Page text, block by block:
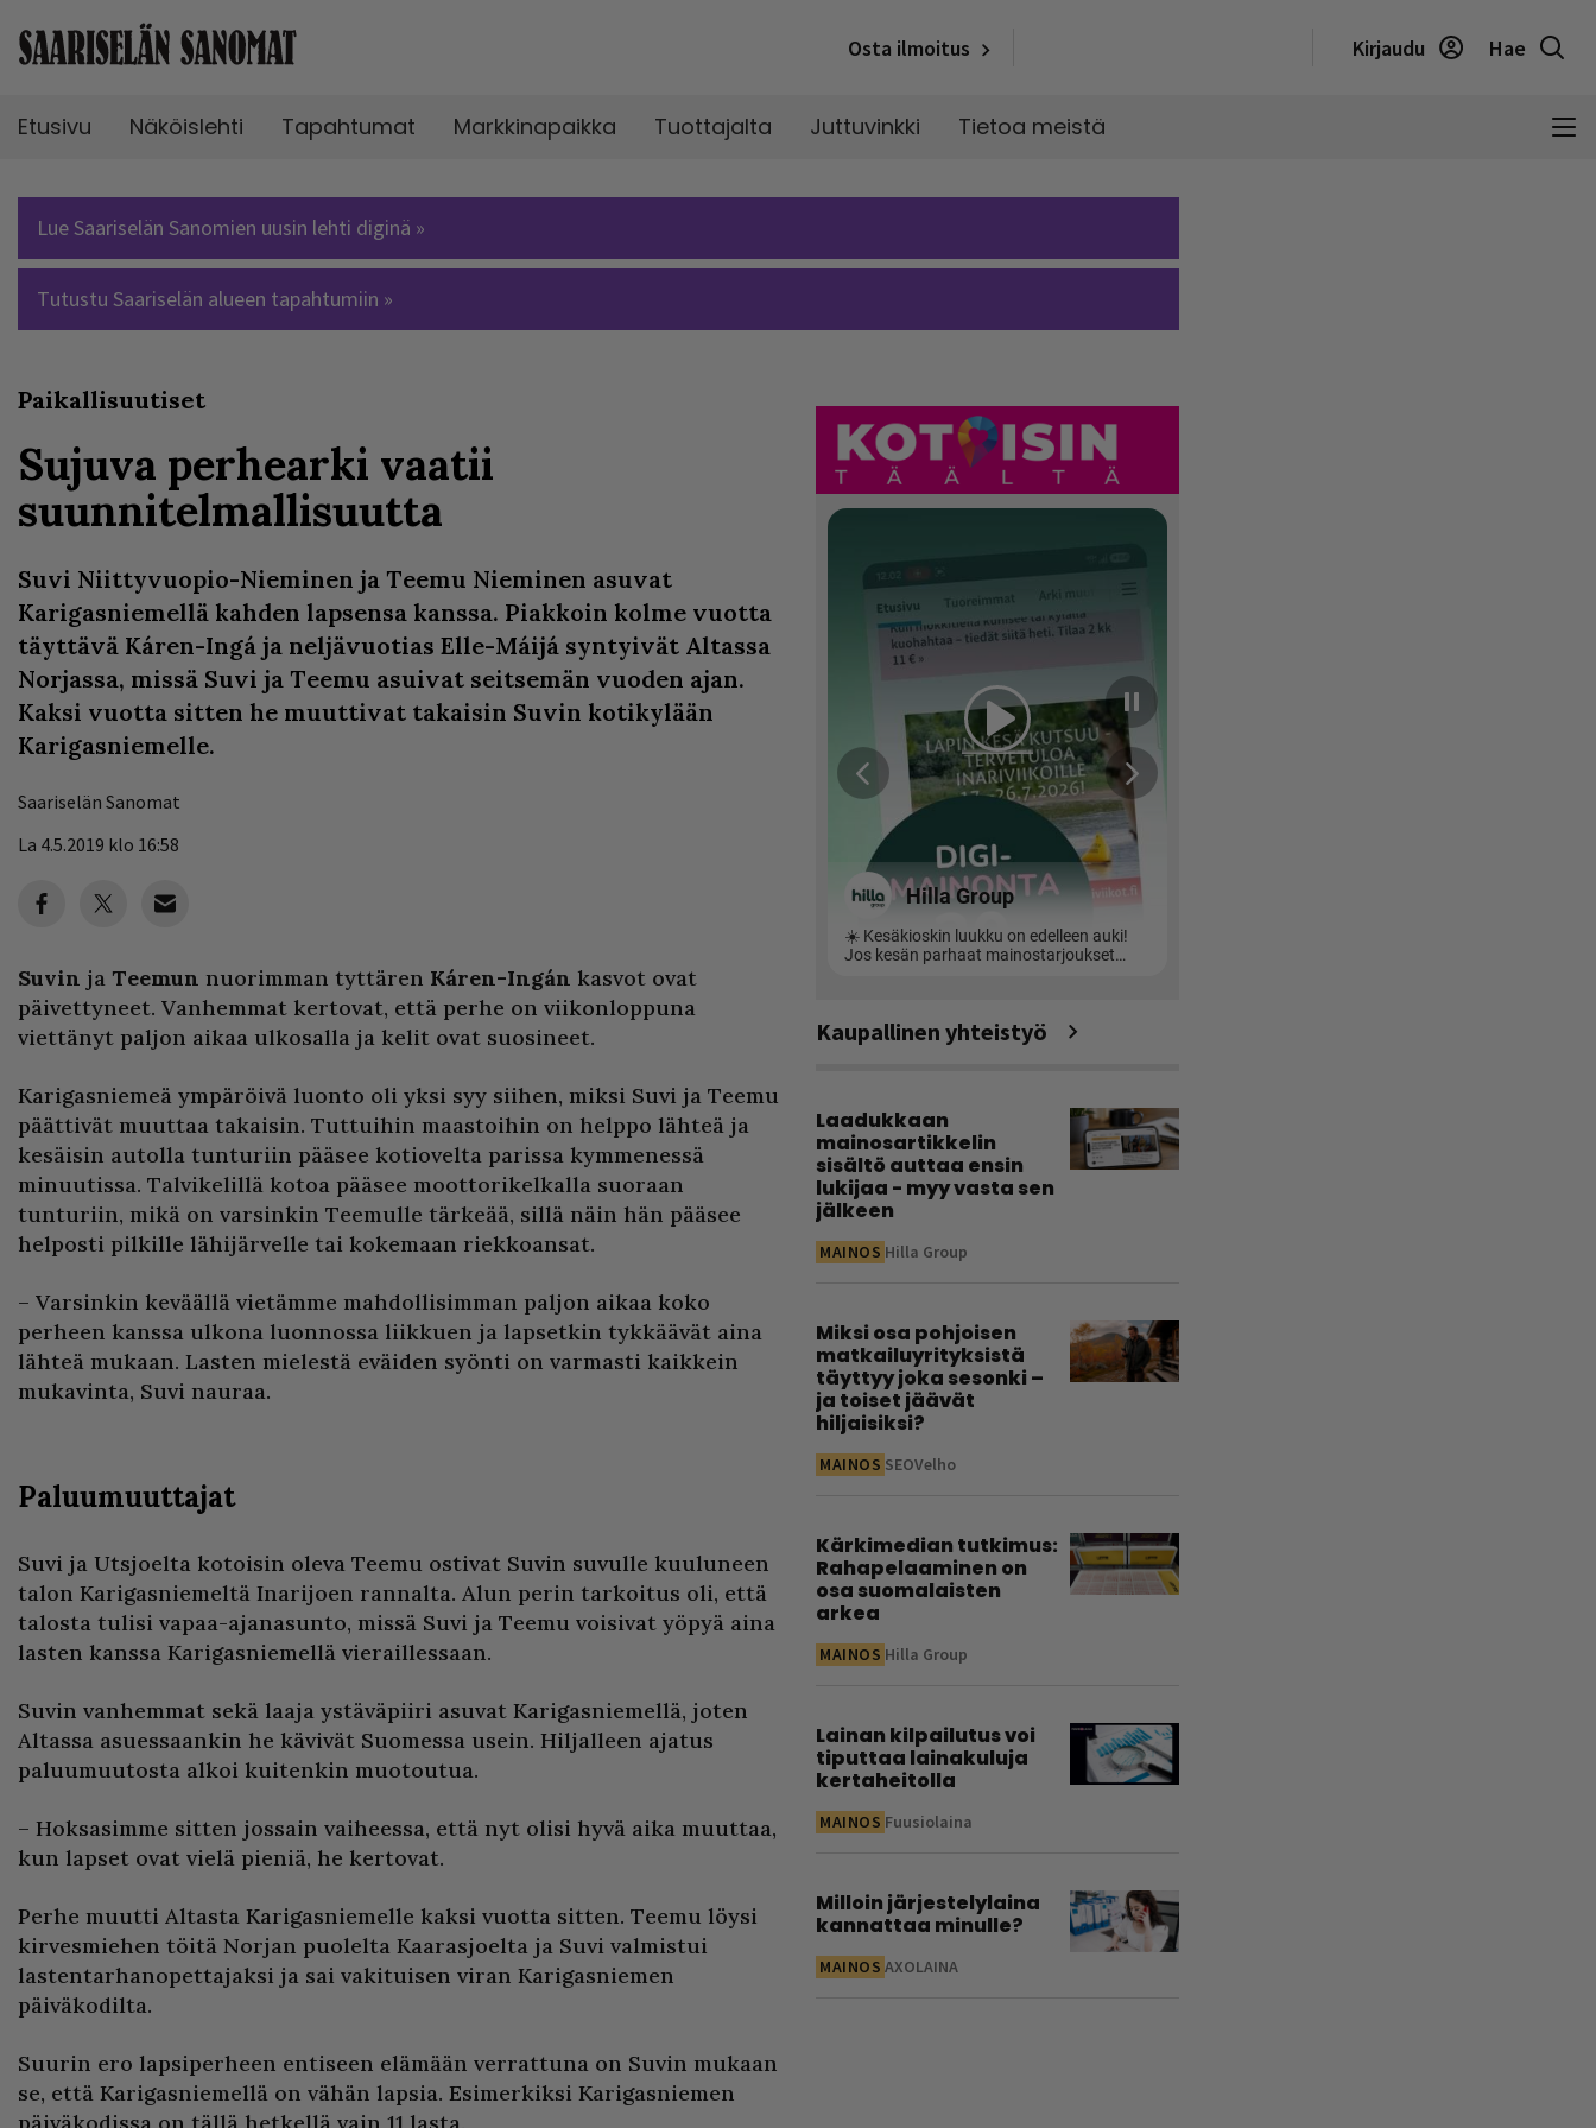
Osta ilmoitus Kirjaudu Hae
Etusivu Näköislehti Tapahtumat Markkinapaikka Tuottajalta Juttuvinkki Tietoa meistä
Lue Saariselän Sanomien uusin lehti diginä »
Tutustu Saariselän alueen tapahtumiin »
Paikallisuutiset
Sujuva perhearki vaatii
suunnitelmallisuutta
Suvi Niittyvuopio-Nieminen ja Teemu Nieminen asuvat
Karigasniemellä kahden lapsensa kanssa. Piakkoin kolme vuotta
täyttävä Káren-Ingá ja neljävuotias Elle-Máijá syntyivät Altassa
Norjassa, missä Suvi ja Teemu asuivat seitsemän vuoden ajan.
Kaksi vuotta sitten he muuttivat takaisin Suvin kotikylään
Karigasniemelle.
Saariselän Sanomat
La 4.5.2019 klo 16:58
Suvin ja Teemun nuorimman tyttären Káren-Ingán kasvot ovat
päivettyneet. Vanhemmat kertovat, että perhe on viikonloppuna
viettänyt paljon aikaa ulkosalla ja kelit ovat suosineet.
Karigasniemeä ympäröivä luonto oli yksi syy siihen, miksi Suvi ja Teemu
päättivät muuttaa takaisin. Tuttuihin maastoihin on helppo lähteä ja
kesäisin autolla tunturiin pääsee kotiovelta parissa kymmenessä
minuutissa. Talvikelillä kotoa pääsee moottorikelkalla suoraan
tunturiin, mikä on varsinkin Teemulle tärkeää, sillä näin hän pääsee
helposti pilkille lähijärvelle tai kokemaan riekkoansat.
– Varsinkin keväällä vietämme mahdollisimman paljon aikaa koko
perheen kanssa ulkona luonnossa liikkuen ja lapsetkin tykkäävät aina
lähteä mukaan. Lasten mielestä eväiden syönti on varmasti kaikkein
mukavinta, Suvi nauraa.
Paluumuuttajat
Suvi ja Utsjoelta kotoisin oleva Teemu ostivat Suvin suvulle kuuluneen
talon Karigasniemeltä Inarijoen rannalta. Alun perin tarkoitus oli, että
talosta tulisi vapaa-ajanasunto, missä Suvi ja Teemu voisivat yöpyä aina
lasten kanssa Karigasniemellä vieraillessaan.
Suvin vanhemmat sekä laaja ystäväpiiri asuvat Karigasniemellä, joten
Altassa asuessaankin he kävivät Suomessa usein. Hiljalleen ajatus
paluumuutosta alkoi kuitenkin muotoutua.
– Hoksasimme sitten jossain vaiheessa, että nyt olisi hyvä aika muuttaa,
kun lapset ovat vielä pieniä, he kertovat.
Perhe muutti Altasta Karigasniemelle kaksi vuotta sitten. Teemu löysi
kirvesmiehen töitä Norjan puolelta Kaarasjoelta ja Suvi valmistui
lastentarhanopettajaksi ja sai vakituisen viran Karigasniemen
päiväkodilta.
Suurin ero lapsiperheen entiseen elämään verrattuna on Suvin mukaan
se, että Karigasniemellä on vähän lapsia. Esimerkiksi Karigasniemen
Kaupallinen yhteistyö
Laadukkaan
mainosartikkelin
sisältö auttaa ensin
lukijaa - myy vasta sen
jälkeen
MAINOS Hilla Group
Miksi osa pohjoisen
matkailuyrityksistä
täyttyy joka sesonki –
ja toiset jäävät
hiljaisiksi?
MAINOS SEOVelho
Kärkimedian tutkimus:
Rahapelaaminen on
osa suomalaisten
arkea
MAINOS Hilla Group
Lainan kilpailutus voi
tiputtaa lainakuluja
kertaheitolla
MAINOS Fuusiolaina
Milloin järjestelylaina
kannattaa minulle?
MAINOS AXOLAINA